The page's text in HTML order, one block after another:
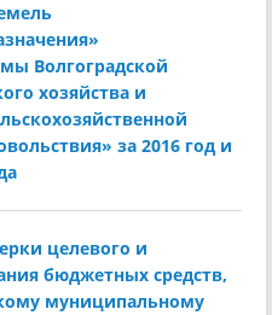
Волгоградской
хозяйства и
за 2016 год и
целевого и
бюджетных средств,
муниципальному